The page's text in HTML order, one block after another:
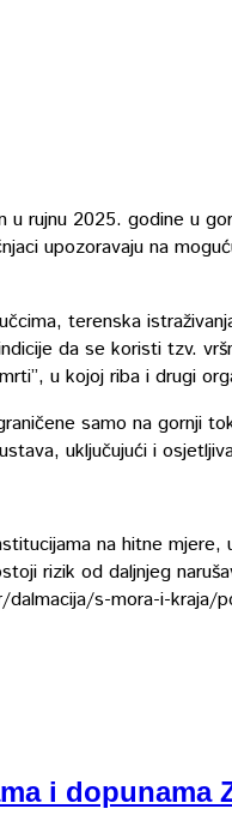
u rujnu 2025. godine u
upozoravaju na
terenska
da se koristi tzv.
u kojoj riba i drugi
samo na gornji
uključujući i
na hitne
rizik od daljnjeg
s-mora-i-kraja/
i dopunama